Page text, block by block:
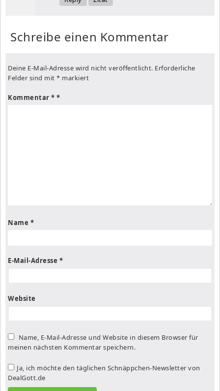
Schreibe einen Kommentar
Deine E-Mail-Adresse wird nicht veröffentlicht. Erforderliche
Felder sind mit * markiert
Kommentar *
Name *
E-Mail-Adresse *
Website
Name, E-Mail-Adresse und Website in diesem Browser für
meinen nächsten Kommentar speichern.
Ja, ich möchte den täglichen Schnäppchen-Newsletter von
DealGott.de